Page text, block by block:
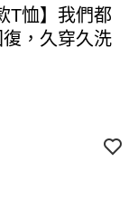
T恤】我們都
，久穿久洗